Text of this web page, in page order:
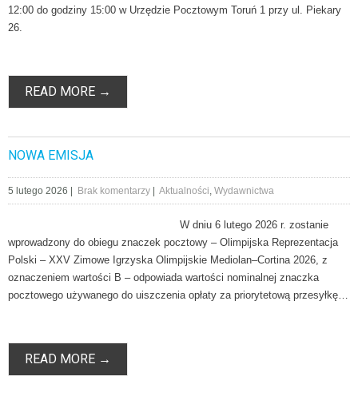
12:00 do godziny 15:00 w Urzędzie Pocztowym Toruń 1 przy ul. Piekary
26.
READ MORE →
NOWA EMISJA
5 lutego 2026 Brak komentarzy Aktualności, Wydawnictwa
W dniu 6 lutego 2026 r. zostanie
wprowadzony do obiegu znaczek pocztowy – Olimpijska Reprezentacja
Polski – XXV Zimowe Igrzyska Olimpijskie Mediolan–Cortina 2026, z
oznaczeniem wartości B – odpowiada wartości nominalnej znaczka
pocztowego używanego do uiszczenia opłaty za priorytetową przesyłkę…
READ MORE →